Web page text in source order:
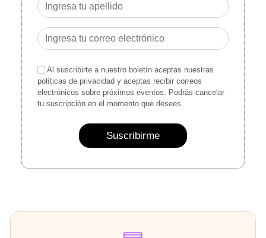
Al suscribirte a nuestro boletín aceptas nuestras
políticas de privacidad y aceptas recibir correos
electrónicos sobre próximos eventos. Podrás cancelar
tu suscripción en el momento que desees.
Suscribirme